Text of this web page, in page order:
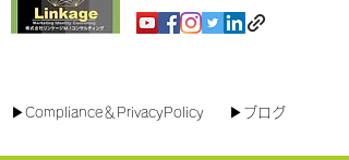
▶︎Compliance＆PrivacyPolicy ▶︎ブログ